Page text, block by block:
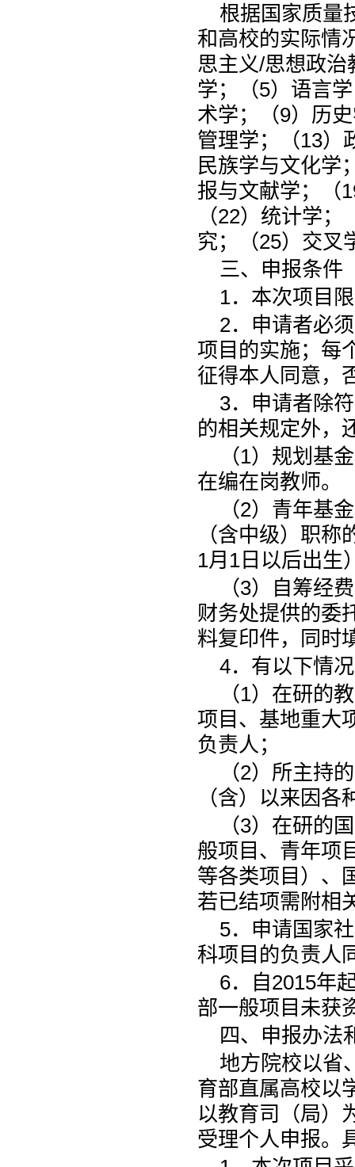
根据国家质量
和高校的实际情
思主义/思想政
学；（5）语言
术学；（9）历
管理学；（13）
民族学与文化学
报与文献学；（
（22）统计学
究；（25）交叉
三、申报条件
1．本次项目
2．申请者必
项目的实施；每
征得本人同意，
3．申请者除
的相关规定外，
（1）规划基
在编在岗教师。
（2）青年基
（含中级）职
1月1日以后出生
（3）自筹经
财务处提供的委
料复印件，同时
4．有以下情
（1）在研的
项目、基地重大
负责人；
（2）所主持
（含）以来因
（3）在研的
般项目、青年项
等各类项目）、
若已结项需附相
5．申请国家
科项目的负责人
6．自2015年
部一般项目未获
四、申报办法
地方院校以省
育部直属高校以
以教育司（局）
受理个人申报。